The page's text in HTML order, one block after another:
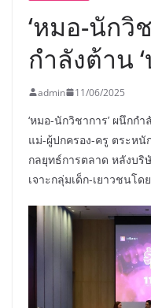
‘หมอ-นักวิ
กำลังต้าน
admin 11/06/2025
‘หมอ-นักวิชาการ’ ผนึกกำ
แม่-ผู้ปกครอง-ครู ตระหนั
กลยุทธ์การตลาด หลังบ
เจาะกลุ่มเด็ก-เยาวชนโด